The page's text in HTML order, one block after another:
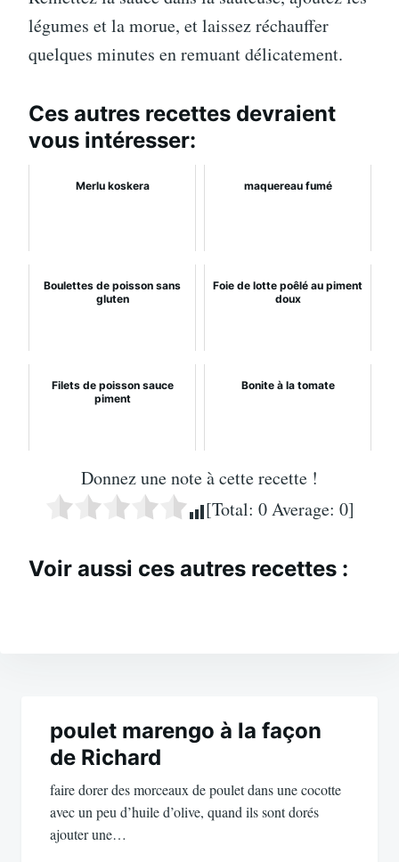
légumes et la morue, et laissez réchauffer
quelques minutes en remuant délicatement.
Ces autres recettes devraient
vous intéresser:
Merlu koskera maquereau fumé
Boulettes de poisson sans
gluten
Foie de lotte poêlé au piment
doux
Filets de poisson sauce
piment
Bonite à la tomate
Donnez une note à cette recette !
[Total: 0Average: 0]
Voir aussi ces autres recettes :
l’article
poulet marengo à la façon
de Richard
faire dorer des morceaux de poulet dans une cocotte
avec un peu d’huile d’olive, quand ils sont dorés
ajouter une…